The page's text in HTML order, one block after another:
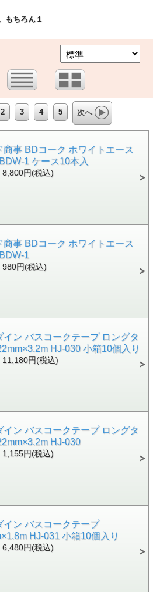
もちろん１
2 3 4 5 次へ
商事 BDコーク ホワイトエース
1 ケース10本入
8,800円(税込)
商事 BDコーク ホワイトエース
1
980円(税込)
イン バスコークテープ ロングタ
HJ-030 小箱10個入り
11,180円(税込)
イン バスコークテープ ロングタ
HJ-030
1,155円(税込)
イン バスコークテープ
HJ-031 小箱10個入り
6,480円(税込)